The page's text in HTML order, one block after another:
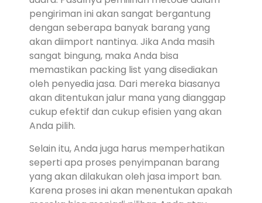
pengiriman ini akan sangat bergantung
dengan seberapa banyak barang yang
akan diimport nantinya. Jika Anda masih
sangat bingung, maka Anda bisa
memastikan packing list yang disediakan
oleh penyedia jasa. Dari mereka biasanya
akan ditentukan jalur mana yang dianggap
cukup efektif dan cukup efisien yang akan
Anda pilih.
Selain itu, Anda juga harus memperhatikan
seperti apa proses penyimpanan barang
yang akan dilakukan oleh jasa import ban.
Karena proses ini akan menentukan apakah